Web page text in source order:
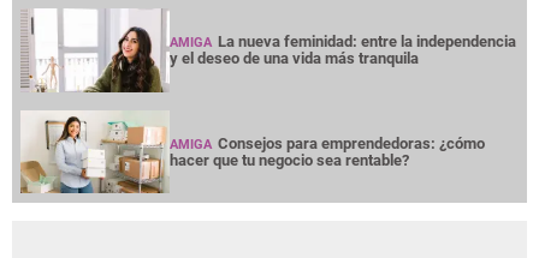
AMIGA La nueva feminidad: entre la independencia
y el deseo de una vida más tranquila
AMIGA Consejos para emprendedoras: ¿cómo
hacer que tu negocio sea rentable?